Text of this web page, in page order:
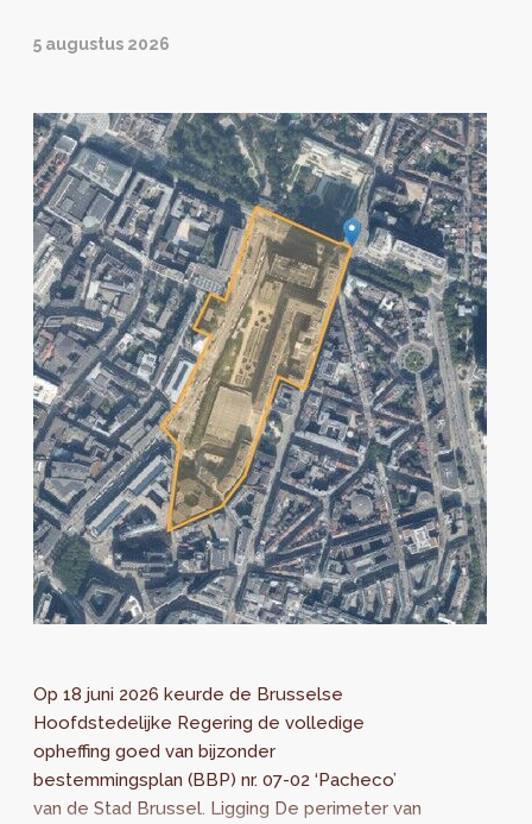
5 augustus 2026
Op 18 juni 2026 keurde de Brusselse
Hoofdstedelijke Regering de volledige
opheffing goed van bijzonder
bestemmingsplan (BBP) nr. 07-02 ‘Pacheco’
van de Stad Brussel. Ligging De perimeter van